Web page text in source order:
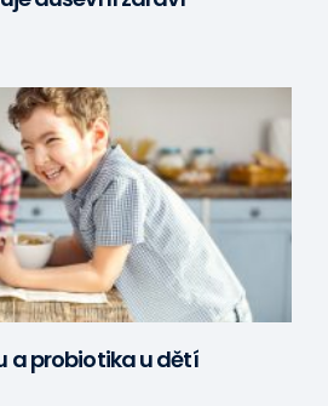
a probiotika u dětí